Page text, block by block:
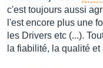
c'est toujours aussi
l'est encore plus une
les Drivers etc (...).
la fiabilité, la qualité